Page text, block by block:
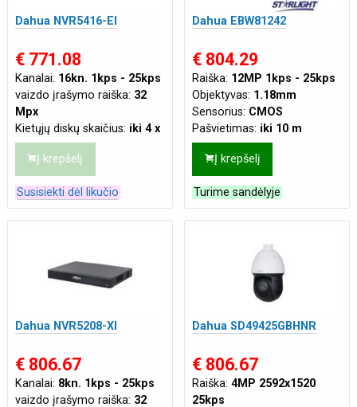
Dahua NVR5416-EI
€ 771.08
Kanalai: 16kn. 1kps - 25kps
vaizdo įrašymo raiška: 32
Mpx
Kietųjų diskų skaičius: iki 4 x
3.5"
Maks. duomenų srautas:
384Mbps
Savybės: AI (Žmogaus
veido aptikimo funkcija),
Video jungtys:VGA,
Į krepšelį
Susisiekti dėl likučio
Dahua EBW81242
€ 804.29
Raiška: 12MP 1kps - 25kps
Objektyvas: 1.18mm
Sensorius: CMOS
Pašvietimas: iki 10 m
Mikrofonas:Integruotas
Korpusas:Kupolinė
Atsparumas:Tinka ir lauko
sąlygoms
Tinklo jungtis:LAN
Į krepšelį
Turime sandėlyje
Dahua NVR5208-XI
€ 806.67
Kanalai: 8kn. 1kps - 25kps
vaizdo įrašymo raiška: 32
Dahua SD49425GBHNR
€ 806.67
Raiška:4MP 2592x1520
25kps